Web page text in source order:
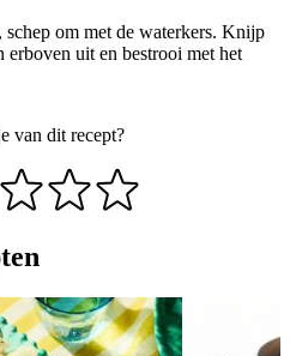
om met de waterkers. Knijp
erboven uit en bestrooi met het
van dit recept?